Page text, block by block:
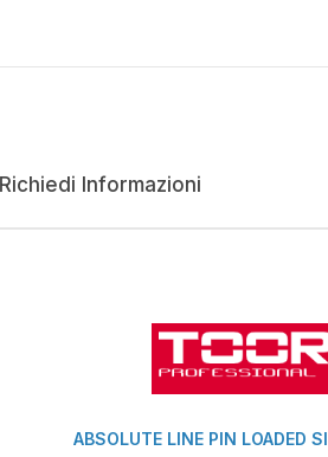
Richiedi Informazioni
ABSOLUTE LINE PIN LOADED